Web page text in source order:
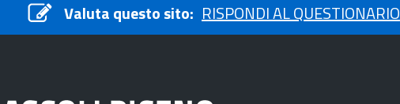
Valuta questo sito: RISPONDI AL QUESTIONARIO